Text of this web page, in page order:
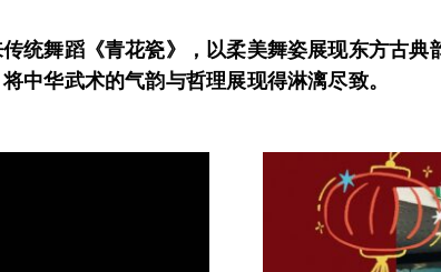
统舞蹈《青花瓷》，以柔美舞姿展现东方古典
中华武术的气韵与哲理展现得淋漓尽致。